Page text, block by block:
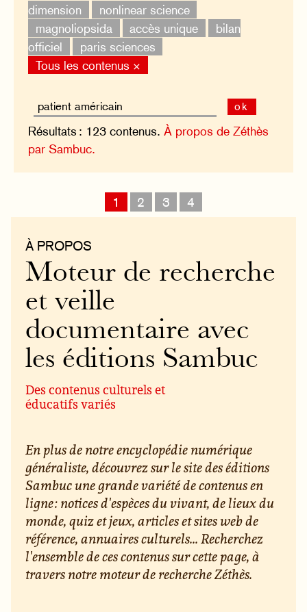
dimension
nonlinear science
magnoliopsida
accès unique
bilan
officiel
paris sciences
Tous les contenus ×
ok
Résultats : 123 contenus.À propos de Zéthès
par Sambuc.
1 2 3 4
À PROPOS
Moteur de recherche
et veille
documentaire avec
les éditions Sambuc
Des contenus culturels et
éducatifs variés
En plus de notre encyclopédie numérique
généraliste, découvrez sur le site des éditions
Sambuc une grande variété de contenus en
ligne : notices d'espèces du vivant, de lieux du
monde, quiz et jeux, articles et sites web de
référence, annuaires culturels... Recherchez
l'ensemble de ces contenus sur cette page, à
travers notre moteur de recherche Zéthès.